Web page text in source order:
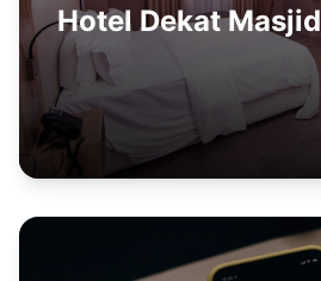
Hotel Dekat Masjid